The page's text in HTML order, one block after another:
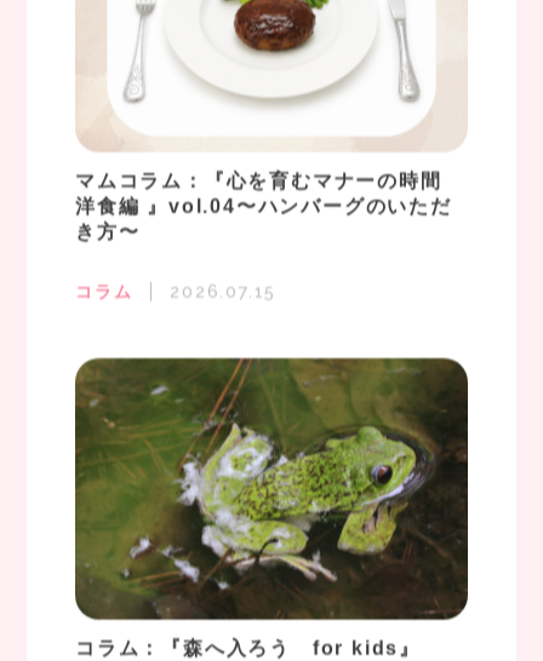
マムコラム：『心を育むマナーの時間
洋食編 』vol.04〜ハンバーグのいただ
き方〜
コラム 2026.07.15
コラム：『森へ入ろう for kids』